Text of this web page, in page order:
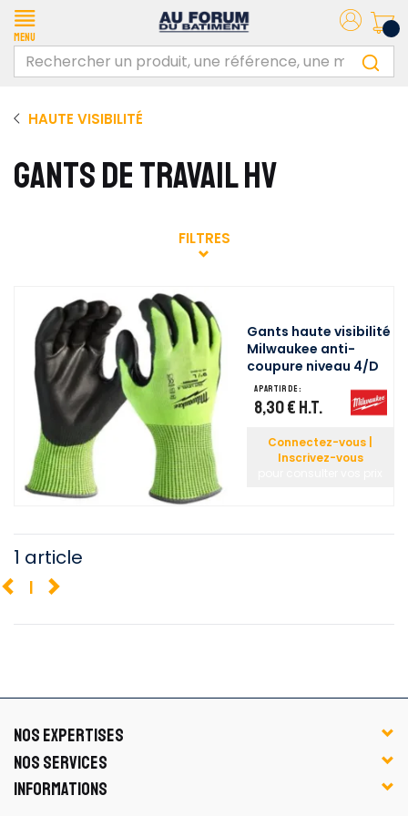
Menu
HAUTE VISIBILITÉ
GANTS DE TRAVAIL HV
FILTRES
Gants haute visibilité
Milwaukee anti-
coupure niveau 4/D
A partir de :
8,30 € H.T.
Connectez-vous |
Inscrivez-vous
1 article
1
NOS EXPERTISES
NOS SERVICES
INFORMATIONS